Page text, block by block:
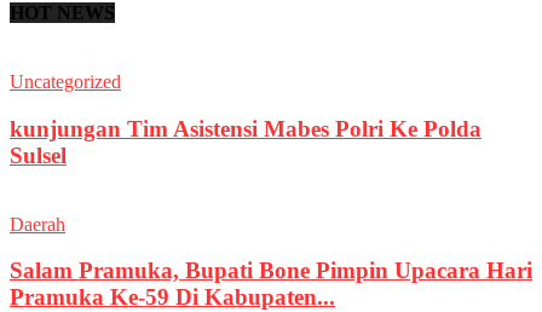
HOT NEWS
Uncategorized
kunjungan Tim Asistensi Mabes Polri Ke Polda
Sulsel
Daerah
Salam Pramuka, Bupati Bone Pimpin Upacara Hari
Pramuka Ke-59 Di Kabupaten...